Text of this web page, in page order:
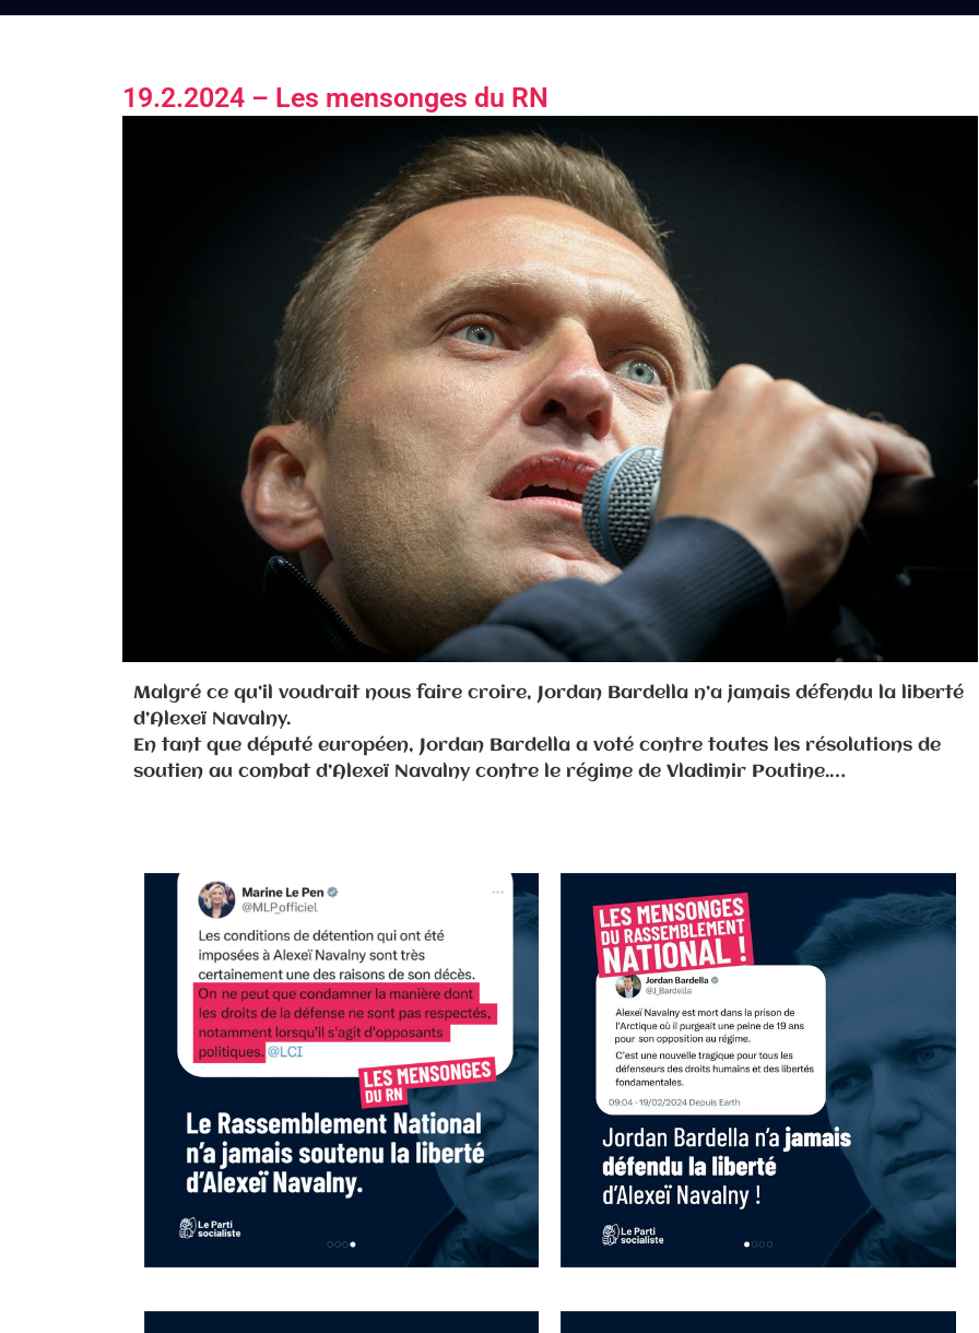
19.2.2024 – Les mensonges du RN
Malgré ce qu’il voudrait nous faire croire, Jordan Bardella n’a jamais défendu la liberté
d’Alexeï Navalny.
En tant que député européen, Jordan Bardella a voté contre toutes les résolutions de
soutien au combat d’Alexeï Navalny contre le régime de Vladimir Poutine.…